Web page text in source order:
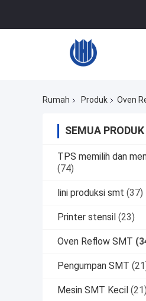
Rumah Produk Oven
SEMUA PRODUK
TPS memilih dan
(74)
lini produksi smt (37)
Printer stensil (23)
Oven Reflow SMT
Pengumpan SMT
Mesin SMT Kecil (21)